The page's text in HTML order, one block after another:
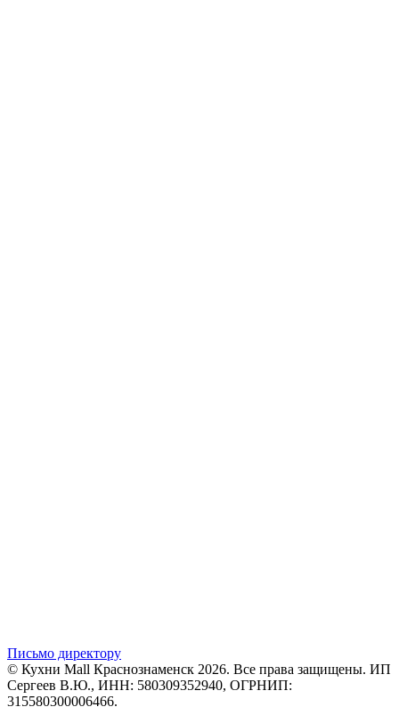
Письмо директору
© Кухни Mall Краснознаменск 2026. Все права защищены. ИП
Сергеев В.Ю., ИНН: 580309352940, ОГРНИП:
315580300006466.